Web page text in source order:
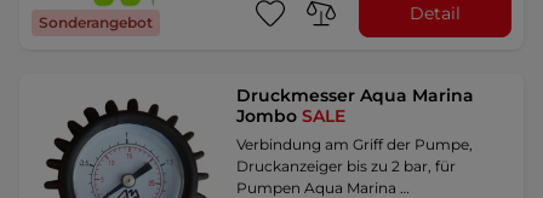
Sonderangebot Detail
Druckmesser Aqua Marina
JomboSALE
Verbindung am Griff der Pumpe,
Druckanzeiger bis zu 2 bar, für
Pumpen Aqua Marina …